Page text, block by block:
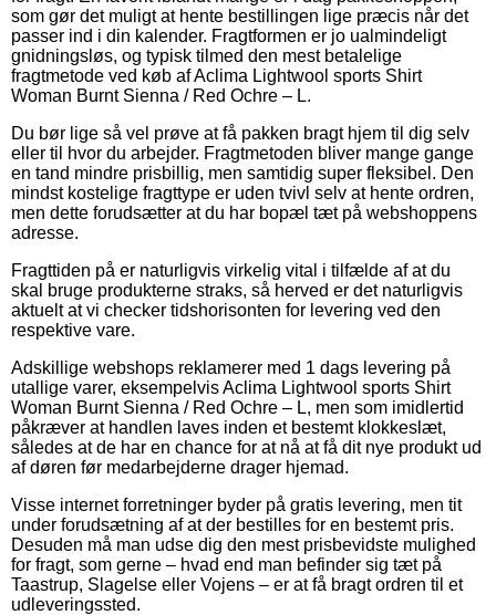
som gør det muligt at hente bestillingen lige præcis når det
passer ind i din kalender. Fragtformen er jo ualmindeligt
gnidningsløs, og typisk tilmed den mest betalelige
fragtmetode ved køb af Aclima Lightwool sports Shirt
Woman Burnt Sienna / Red Ochre – L.
Du bør lige så vel prøve at få pakken bragt hjem til dig selv
eller til hvor du arbejder. Fragtmetoden bliver mange gange
en tand mindre prisbillig, men samtidig super fleksibel. Den
mindst kostelige fragttype er uden tvivl selv at hente ordren,
men dette forudsætter at du har bopæl tæt på webshoppens
adresse.
Fragttiden på er naturligvis virkelig vital i tilfælde af at du
skal bruge produkterne straks, så herved er det naturligvis
aktuelt at vi checker tidshorisonten for levering ved den
respektive vare.
Adskillige webshops reklamerer med 1 dags levering på
utallige varer, eksempelvis Aclima Lightwool sports Shirt
Woman Burnt Sienna / Red Ochre – L, men som imidlertid
påkræver at handlen laves inden et bestemt klokkeslæt,
således at de har en chance for at nå at få dit nye produkt ud
af døren før medarbejderne drager hjemad.
Visse internet forretninger byder på gratis levering, men tit
under forudsætning af at der bestilles for en bestemt pris.
Desuden må man udse dig den mest prisbevidste mulighed
for fragt, som gerne – hvad end man befinder sig tæt på
Taastrup, Slagelse eller Vojens – er at få bragt ordren til et
udleveringssted.